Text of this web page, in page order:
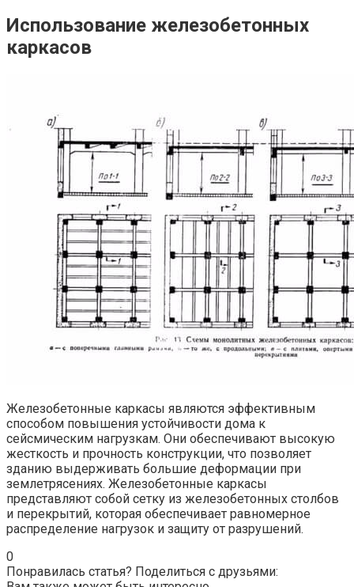
Использование железобетонных
каркасов
Железобетонные каркасы являются эффективным
способом повышения устойчивости дома к
сейсмическим нагрузкам. Они обеспечивают высокую
жесткость и прочность конструкции, что позволяет
зданию выдерживать большие деформации при
землетрясениях. Железобетонные каркасы
представляют собой сетку из железобетонных столбов
и перекрытий, которая обеспечивает равномерное
распределение нагрузок и защиту от разрушений.
0
Понравилась статья? Поделиться с друзьями: